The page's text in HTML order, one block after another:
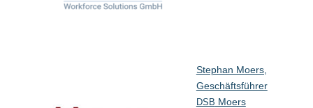
Stephan Moers,
Geschäftsführer
DSB Moers